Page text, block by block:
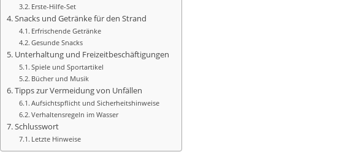
Erste-Hilfe-Set
Snacks und Getränke für den Strand
Erfrischende Getränke
Gesunde Snacks
Unterhaltung und Freizeitbeschäftigungen
Spiele und Sportartikel
Bücher und Musik
Tipps zur Vermeidung von Unfällen
Aufsichtspflicht und Sicherheitshinweise
Verhaltensregeln im Wasser
Schlusswort
Letzte Hinweise